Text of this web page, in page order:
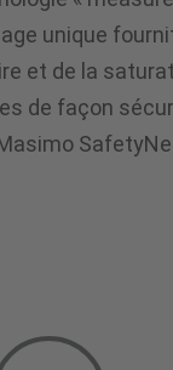
unique
et de la
de façon